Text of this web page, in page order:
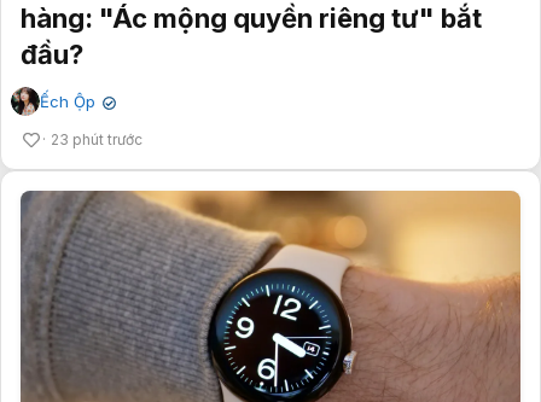
hàng: "Ác mộng quyền riêng tư" bắt
đầu?
Ếch Ộp ✔
23 phút trước